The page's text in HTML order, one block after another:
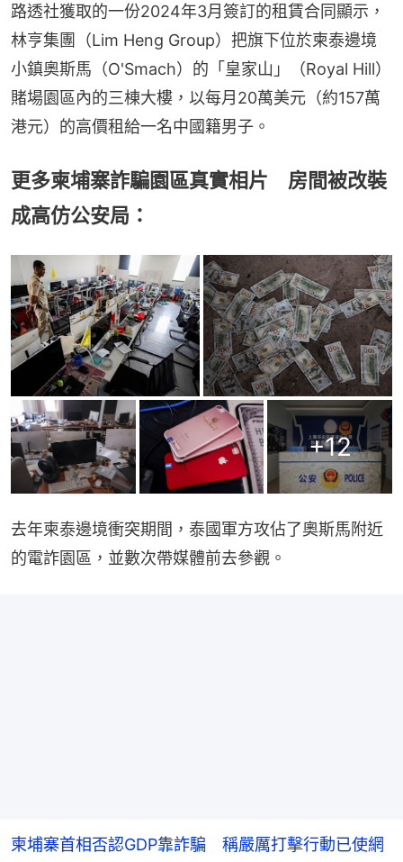
路透社獲取的一份2024年3月簽訂的租賃合同顯示，
林亨集團（Lim Heng Group）把旗下位於柬泰邊境
小鎮奧斯馬（O'Smach）的「皇家山」（Royal Hill）
賭場園區內的三棟大樓，以每月20萬美元（約157萬
港元）的高價租給一名中國籍男子。
更多柬埔寨詐騙園區真實相片 房間被改裝
成高仿公安局：
+12
去年柬泰邊境衝突期間，泰國軍方攻佔了奧斯馬附近
的電詐園區，並數次帶媒體前去參觀。
柬埔寨首相否認GDP靠詐騙 稱嚴厲打擊行動已使網